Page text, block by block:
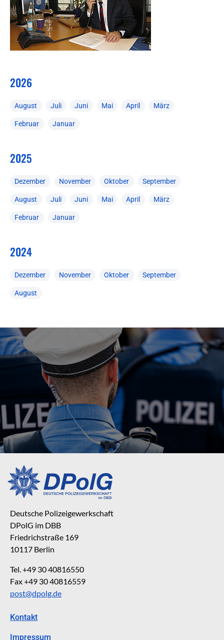
2026
August Juli Juni Mai April März
Februar Januar
2025
Dezember November Oktober September
August Juli Juni Mai April März
Februar Januar
2024
Dezember November Oktober September
August
Deutsche Polizeigewerkschaft
DPolG im DBB
Friedrichstraße 169
10117 Berlin
Tel. +49 30 40816550
Fax +49 30 40816559
post@dpolg.de
Kontakt
Impressum